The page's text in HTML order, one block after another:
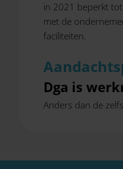
in 2021 beperkt
met de
faciliteiten.
Dga is
Anders dan de